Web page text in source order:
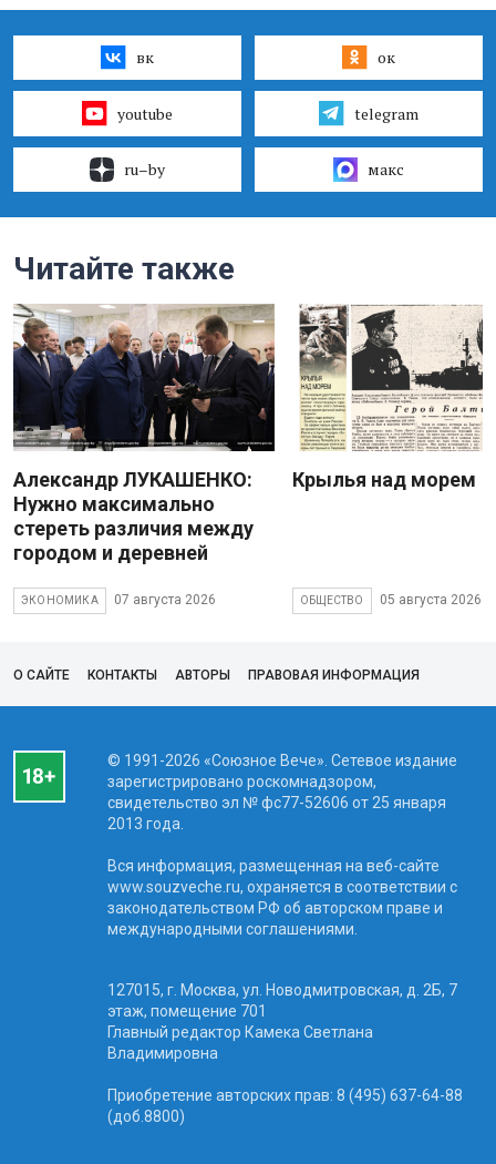
вк ок
youtube telegram
ru–by макс
Читайте также
Александр ЛУКАШЕНКО:
Нужно максимально
стереть различия между
городом и деревней
ЭКОНОМИКА 07 августа 2026
Крылья над морем
ОБЩЕСТВО 05 августа 2026
О САЙТЕ КОНТАКТЫ АВТОРЫ ПРАВОВАЯ ИНФОРМАЦИЯ
© 1991-2026 «Союзное Вече». Сетевое издание
зарегистрировано роскомнадзором,
свидетельство эл № фc77-52606 от 25 января
2013 года.
Вся информация, размещенная на веб-сайте
www.souzveche.ru, охраняется в соответствии с
законодательством РФ об авторском праве и
международными соглашениями.
127015, г. Москва, ул. Новодмитровская, д. 2Б, 7
этаж, помещение 701
Главный редактор Камека Светлана
Владимировна
Приобретение авторских прав: 8 (495) 637-64-88
(доб.8800)